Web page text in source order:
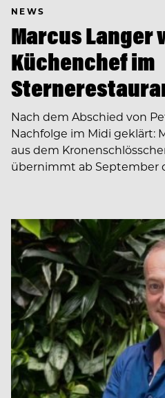
NEWS
Marcus Langer
Küchenchef im
Nach dem Abschied von
Nachfolge im Midi geklärt:
aus dem
übernimmt ab September